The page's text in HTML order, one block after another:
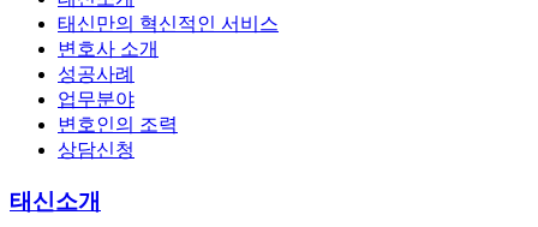
태신만의 혁신적인 서비스
변호사 소개
성공사례
업무분야
변호인의 조력
상담신청
태신소개